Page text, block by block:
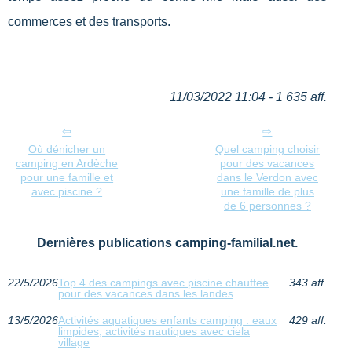
commerces et des transports.
11/03/2022 11:04 - 1 635 aff.
Où dénicher un
camping en Ardèche
pour une famille et
avec piscine ?
Quel camping choisir
pour des vacances
dans le Verdon avec
une famille de plus
de 6 personnes ?
Dernières publications camping-familial.net.
22/5/2026Top 4 des campings avec piscine chauffee
pour des vacances dans les landes
343 aff.
13/5/2026Activités aquatiques enfants camping : eaux
limpides, activités nautiques avec ciela
village
429 aff.